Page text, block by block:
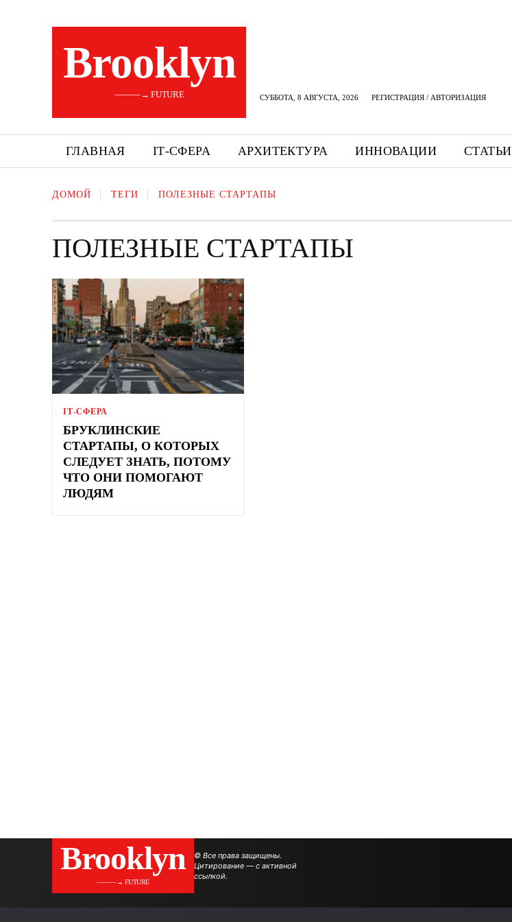
Brooklyn
———→ FUTURE СУББОТА, 8 АВГУСТА, 2026 РЕГИСТРАЦИЯ / АВТОРИЗАЦИЯ
ГЛАВНАЯ ІТ-СФЕРА АРХИТЕКТУРА ИННОВАЦИИ СТАТЬИ
ДОМОЙ ТЕГИ ПОЛЕЗНЫЕ СТАРТАПЫ
ПОЛЕЗНЫЕ СТАРТАПЫ
ІТ-СФЕРА
БРУКЛИНСКИЕ
СТАРТАПЫ, О КОТОРЫХ
СЛЕДУЕТ ЗНАТЬ, ПОТОМУ
ЧТО ОНИ ПОМОГАЮТ
ЛЮДЯМ
Brooklyn
———→ FUTURE
© Все права защищены.
Цитирование — с активной
ссылкой.